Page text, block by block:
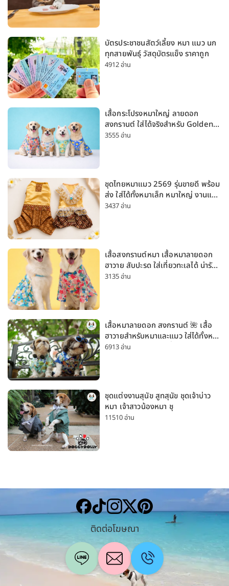
บัตรประชาชนสัตว์เลี้ยง หมา แมว นก
ทุกสายพันธุ์ วัสดุบัตรแข็ง ราคาถูก
4912 อ่าน
เสื้อกระโปรงหมาใหญ่ ลายดอก
สงกรานต์ ใส่ได้จริงสำหรับ Golden
Husky Labrador [อัปเดต 2026]
3555 อ่าน
ชุดไทยหมาแมว 2569 รุ่นขายดี พร้อม
ส่ง ใส่ได้ทั้งหมาเล็ก หมาใหญ่ งานแต่ง
สงกรานต์ ลอยกระทง
3437 อ่าน
เสื้อสงกรานต์หมา เสื้อหมาลายดอก
ฮาวาย สับปะรด ใส่เที่ยวทะเลได้ น่ารัก
ใส่ได้ทั้งหมาเล็กและหมาใหญ่
3135 อ่าน
เสื้อหมาลายดอก สงกรานต์ 🌺 เสื้อ
ฮาวายสำหรับหมาและแมว ใส่ได้ทั้งหมา
เล็กและหมาใหญ่ ใส่เที่ยวทะเลน่ารัก
6913 อ่าน
ชุดแต่งงานสุนัข สูทสุนัข ชุดเจ้าบ่าว
หมา เจ้าสาวน้องหมา ชุ
11510 อ่าน
ติดต่อโฆษณา